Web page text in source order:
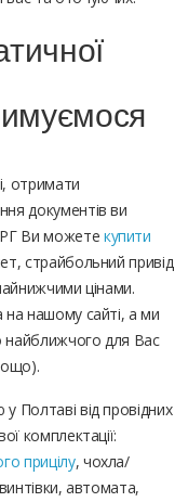
отримати
документів ви
Ви можете купити
страйбольний привід
цінами.
нашому сайті, а ми
найближчого для Вас
Полтаві від провідних
комплектації:
прицілу, чохла/
автомата,